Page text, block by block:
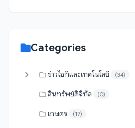
Categories
ข่าวไอทีและเทคโนโลยี (34)
สินทรัพย์ดิจิทัล (0)
เกษตร (17)